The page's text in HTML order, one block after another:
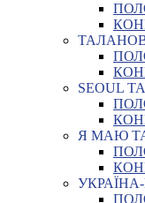
SEOUL
Я МАЮ